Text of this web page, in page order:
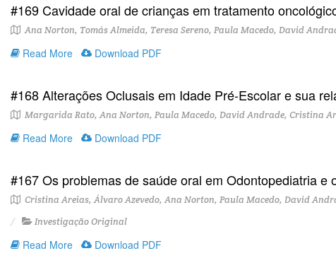
#169 Cavidade oral de crianças em tratamento
Ana Norton, Tomás Almeida, Teresa Sereno, Paula Macedo, David
Read More Download PDF
#168 Alterações Oclusais em Idade Pré-Escolar e sua
Margarida Rato, Ana Norton, Paula Macedo, David Andrade, Cristina
Read More Download PDF
#167 Os problemas de saúde oral em Odontopediatria e
Cristina Areias, Álvaro Azevedo, Ana Norton, Paula Macedo, David
Investigação Original
Read More Download PDF